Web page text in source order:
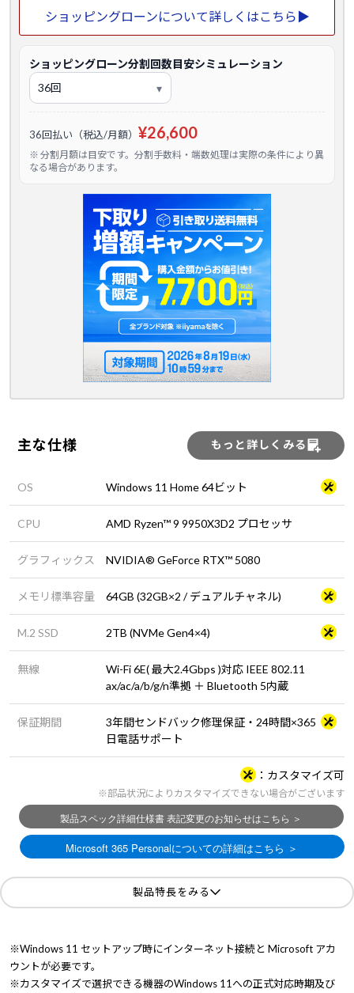
ショッピングローンについて詳しくはこちら▶
ショッピングローン分割回数目安シミュレーション
36回払い（税込/月額） ¥26,600
※ 分割月額は目安です。分割手数料・端数処理は実際の条件により異
なる場合があります。
主な仕様 もっと詳しくみる
OS Windows 11 Home 64ビット
CPU AMD Ryzen™ 9 9950X3D2 プロセッサ
グラフィックス NVIDIA® GeForce RTX™ 5080
メモリ標準容量 64GB (32GB×2 / デュアルチャネル)
M.2 SSD 2TB (NVMe Gen4×4)
無線
Wi-Fi 6E( 最大2.4Gbps )対応 IEEE 802.11
ax/ac/a/b/g/n準拠 ＋ Bluetooth 5内蔵
保証期間
3年間センドバック修理保証・24時間×365
日電話サポート
カスタマイズ可
※部品状況によりカスタマイズできない場合がございます
製品特長をみる
※Windows 11 セットアップ時にインターネット接続と Microsoft アカ
ウントが必要です。
※カスタマイズで選択できる機器のWindows 11への正式対応時期及び